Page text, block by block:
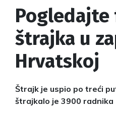
štrajka u
Hrvatskoj
Štrajk je uspio po treći
štrajkalo je 3900 radnika